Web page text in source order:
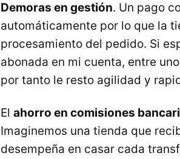
Demoras en gestión. Un pago
automáticamente por lo que la
procesamiento del pedido. Si
abonada en mi cuenta, entre
por tanto le resto agilidad y
El ahorro en comisiones
Imaginemos una tienda que
desempeña en casar cada